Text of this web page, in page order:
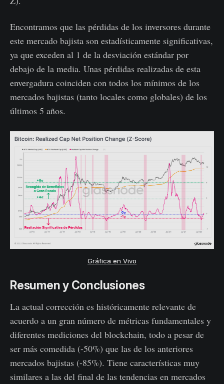
Encontramos que las pérdidas de los inversores durante
este mercado bajista son estadísticamente significativas,
ya que exceden al 1 de la desviación estándar por
debajo de la media. Unas pérdidas realizadas de esta
envergadura coinciden con todos los mínimos de los
mercados bajistas (tanto locales como globales) de los
últimos 5 años.
Gráfica en Vivo
Resumen y Conclusiones
La actual corrección es históricamente relevante de
acuerdo a un gran número de métricas fundamentales y
diferentes mediciones del blockchain, todo a pesar de
ser más comedida (-50%) que las de los anteriores
mercados bajistas (-85%). Tiene características muy
similares a las del final de las tendencias en mercados